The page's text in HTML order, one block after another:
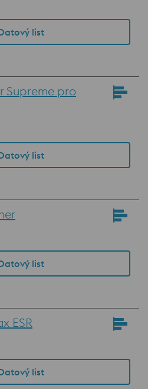
list
Supreme pro
list
list
ESR
list